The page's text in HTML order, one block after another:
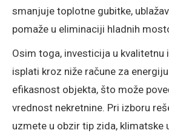
smanjuje toplotne gubitke,
pomaže u eliminaciji hladnih
Osim toga, investicija u
isplati kroz niže račune za
efikasnost objekta, što može
vrednost nekretnine. Pri izboru
uzmete u obzir tip zida, klimatske